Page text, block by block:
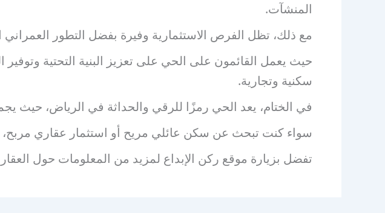
المنشآت.
مع ذلك، تظل الفرص الاستثمارية وفيرة بفضل التطور
حيث يعمل القائمون على الحي على تعزيز البنية التحتية
سكنية وتجارية.
في الختام، يعد الحي رمزًا للرقي والحداثة في الرياض، حيث
سواء كنت تبحث عن سكن عائلي مريح أو استثمار عقاري مربح،
تفضل بزيارة موقع ركن الإبداع لمزيد من المعلومات حول